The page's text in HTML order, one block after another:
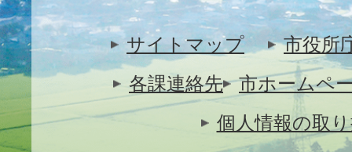
サイトマップ
市役所
各課連絡先
市ホームペ
個人情報の取